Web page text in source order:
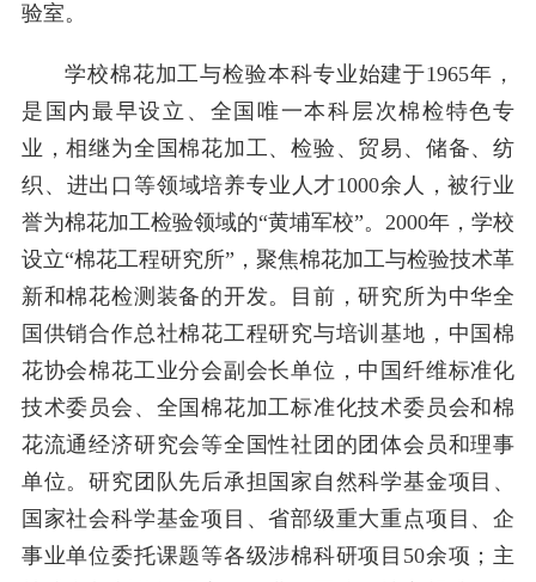
验室。
学校棉花加工与检验本科专业始建于1965年，
是国内最早设立、全国唯一本科层次棉检特色专
业，相继为全国棉花加工、检验、贸易、储备、纺
织、进出口等领域培养专业人才1000余人，被行业
誉为棉花加工检验领域的“黄埔军校”。2000年，学校
设立“棉花工程研究所”，聚焦棉花加工与检验技术革
新和棉花检测装备的开发。目前，研究所为中华全
国供销合作总社棉花工程研究与培训基地，中国棉
花协会棉花工业分会副会长单位，中国纤维标准化
技术委员会、全国棉花加工标准化技术委员会和棉
花流通经济研究会等全国性社团的团体会员和理事
单位。研究团队先后承担国家自然科学基金项目、
国家社会科学基金项目、省部级重大重点项目、企
事业单位委托课题等各级涉棉科研项目50余项；主